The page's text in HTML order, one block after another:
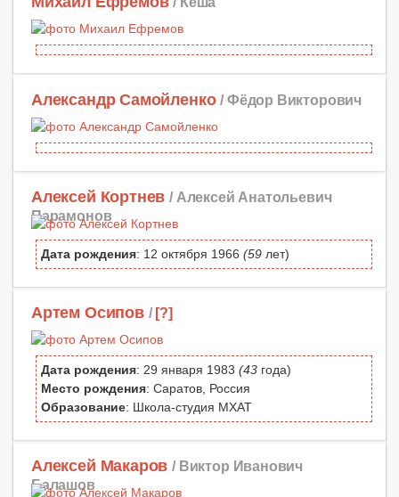
Александр Самойленко / Фёдор Викторович
Алексей Кортнев / Алексей Анатольевич
Парамонов
Дата рождения: 12 октября 1966 (59 лет)
Артем Осипов / [?]
Дата рождения: 29 января 1983 (43 года)
Место рождения: Саратов, Россия
Образование: Школа-студия МХАТ
Алексей Макаров / Виктор Иванович
Балашов